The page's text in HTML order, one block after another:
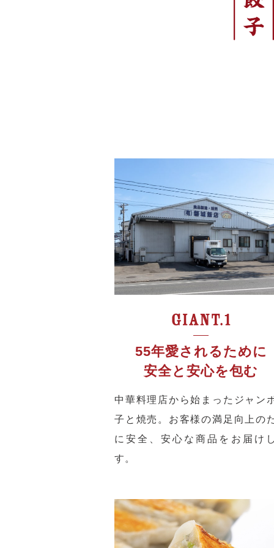
55年愛されるために
安全と安心を包む
中華料理店から始まったジャン
子と焼売。お客様の満足向上の
に安全、安心な商品をお届け
す。